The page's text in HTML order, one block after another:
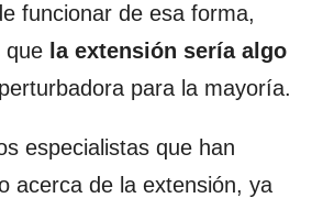
funcionar de esa forma,
que la extensión sería algo
para la mayoría.
especialistas que han
acerca de la extensión, ya